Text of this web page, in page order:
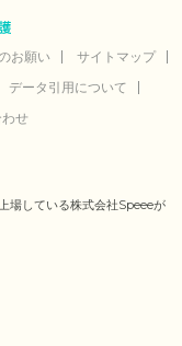
お願い
サイトマップ
データ引用について
せ
場している株式会社Speeeが